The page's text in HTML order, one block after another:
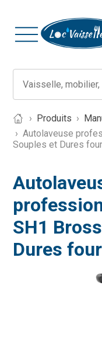
Produits
Autolaveuse
Souples et Dures
SH1
Dures